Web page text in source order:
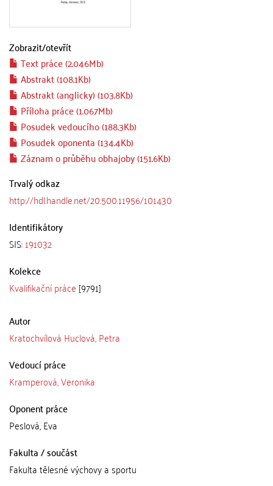
Zobrazit/otevřít
Text práce (2.046Mb)
Abstrakt (108.1Kb)
Abstrakt (anglicky) (103.8Kb)
Příloha práce (1.067Mb)
Posudek vedoucího (188.3Kb)
Posudek oponenta (134.4Kb)
Záznam o průběhu obhajoby (151.6Kb)
Trvalý odkaz
http://hdl.handle.net/20.500.11956/101430
Identifikátory
SIS:191032
Kolekce
Kvalifikační práce [9791]
Autor
Kratochvílová Huclová, Petra
Vedoucí práce
Kramperová, Veronika
Oponent práce
Peslová, Eva
Fakulta / součást
Fakulta tělesné výchovy a sportu